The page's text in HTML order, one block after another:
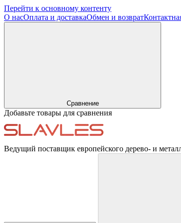
Перейти к основному контенту
О насОплата и доставкаОбмен и возврат
Сравнение
Добавьте товары для сравнения
Ведущий поставщик европейского дерево- и